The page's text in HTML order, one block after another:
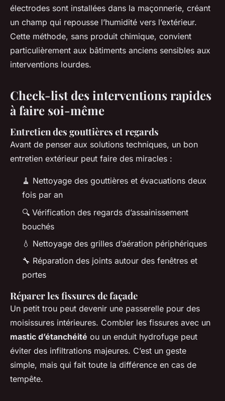
électrodes sont installées dans la maçonnerie, créant
un champ qui repousse l’humidité vers l’extérieur.
Cette méthode, sans produit chimique, convient
particulièrement aux bâtiments anciens sensibles aux
interventions lourdes.
Check-list des interventions rapides
à faire soi-même
Entretien des gouttières et regards
Avant de penser aux solutions techniques, un bon
entretien extérieur peut faire des miracles :
🧹 Nettoyage des gouttières et évacuations deux
fois par an
🔍 Vérification des regards d’assainissement
bouchés
💧 Nettoyage des grilles d’aération périphériques
🔧 Réparation des joints autour des fenêtres et
portes
Réparer les fissures de façade
Un petit trou peut devenir une passerelle pour des
moisissures intérieures. Combler les fissures avec un
mastic d’étanchéité ou un enduit hydrofuge peut
éviter des infiltrations majeures. C’est un geste
simple, mais qui fait toute la différence en cas de
tempête.